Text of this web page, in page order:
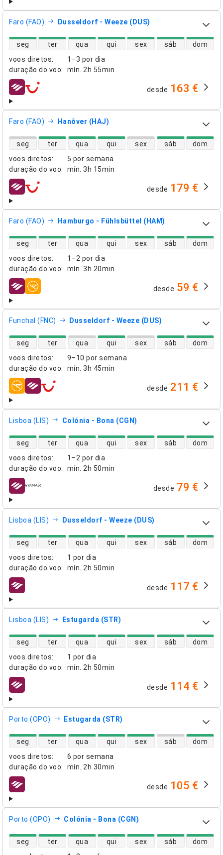
Faro (FAO) Dusseldorf - Weeze (DUS)
voos diretos:
1–3 por dia
duração do voo: mín. 2h 55min
disponibilidade de voos diretos
seg ter qua qui sex sáb dom
companhias aéreas desde 163 €
Faro (FAO) Hanôver (HAJ)
voos diretos:
5 por semana
duração do voo: mín. 3h 15min
disponibilidade de voos diretos
seg ter qua qui sex sáb dom
companhias aéreas desde 179 €
Faro (FAO) Hamburgo - Fühlsbüttel (HAM)
voos diretos:
1–2 por dia
duração do voo: mín. 3h 20min
disponibilidade de voos diretos
seg ter qua qui sex sáb dom
companhias aéreas desde 59 €
Funchal (FNC) Dusseldorf - Weeze (DUS)
voos diretos:
9–10 por semana
duração do voo: mín. 3h 45min
disponibilidade de voos diretos
seg ter qua qui sex sáb dom
companhias aéreas desde 211 €
Lisboa (LIS) Colónia - Bona (CGN)
voos diretos:
1–2 por dia
duração do voo: mín. 2h 50min
disponibilidade de voos diretos
seg ter qua qui sex sáb dom
companhias aéreas desde 79 €
Lisboa (LIS) Dusseldorf - Weeze (DUS)
voos diretos:
1 por dia
duração do voo: mín. 2h 50min
disponibilidade de voos diretos
seg ter qua qui sex sáb dom
companhias aéreas desde 117 €
Lisboa (LIS) Estugarda (STR)
voos diretos:
1 por dia
duração do voo: mín. 2h 50min
disponibilidade de voos diretos
seg ter qua qui sex sáb dom
companhias aéreas desde 114 €
Porto (OPO) Estugarda (STR)
voos diretos:
6 por semana
duração do voo: mín. 2h 30min
disponibilidade de voos diretos
seg ter qua qui sex sáb dom
companhias aéreas desde 105 €
Porto (OPO) Colónia - Bona (CGN)
disponibilidade de voos diretos
seg ter qua qui sex sáb dom